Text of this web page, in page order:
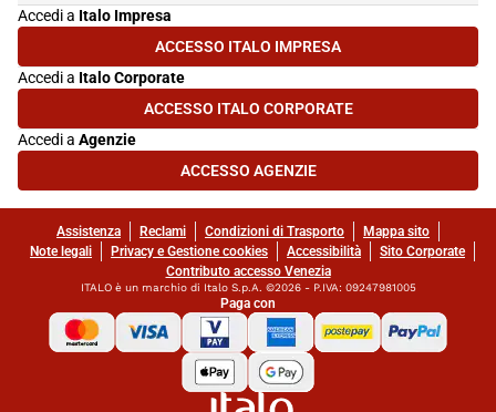
Accedi a Italo Impresa
ACCESSO ITALO IMPRESA(SI APRE IN UNA NUOVA SCHEDA)
Accedi a Italo Corporate
ACCESSO ITALO CORPORATE(SI APRE IN UNA NUOVA SCHEDA)
Accedi a Agenzie
ACCESSO AGENZIE(SI APRE IN UNA NUOVA SCHEDA)
Assistenza Reclami Condizioni di Trasporto
Mappa sito
Note legali
Privacy e Gestione cookies Accessibilità
Sito Corporate
Contributo accesso Venezia
ITALO è un marchio di Italo S.p.A. ©2026 - P.IVA: 09247981005
Paga con